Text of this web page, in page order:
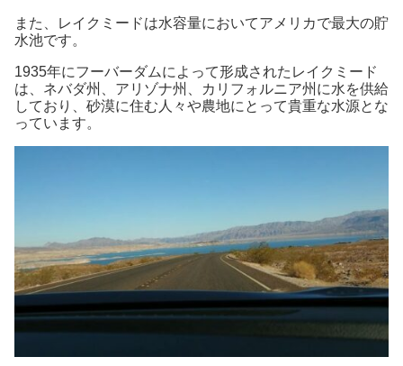
また、レイクミードは水容量においてアメリカで最大の貯
水池です。
1935年にフーバーダムによって形成されたレイクミード
は、ネバダ州、アリゾナ州、カリフォルニア州に水を供給
しており、砂漠に住む人々や農地にとって貴重な水源とな
っています。